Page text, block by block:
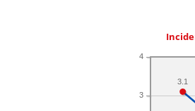
3
4
3.1